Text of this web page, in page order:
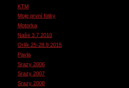
KTM
Moje první fotky
Motorka
Naše 3.7 2010
Orlík 25-28.9 2015
Pavla
Srazy 2006
Srazy 2007
Srazy 2008